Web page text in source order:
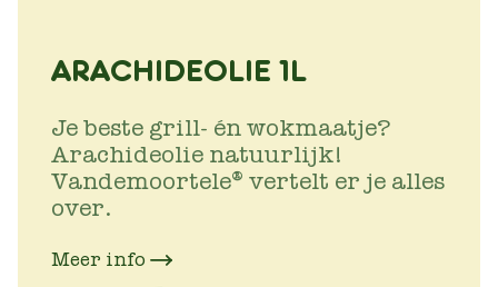
ARACHIDEOLIE 1L
Je beste grill- én wokmaatje?
Arachideolie natuurlijk!
Vandemoortele® vertelt er je alles
over.
Meer info